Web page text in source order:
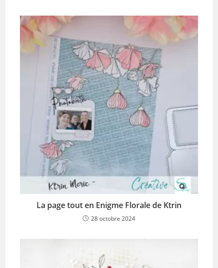
La page tout en Enigme Florale de Ktrin
28 octobre 2024